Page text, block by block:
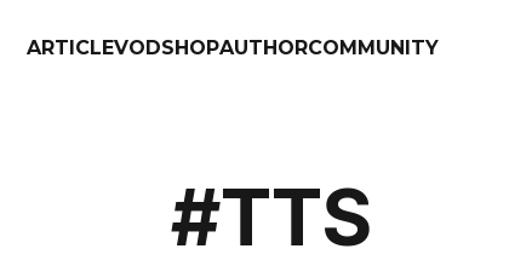
ARTICLEVODSHOPAUTHORCOMMUNITY
#TTS